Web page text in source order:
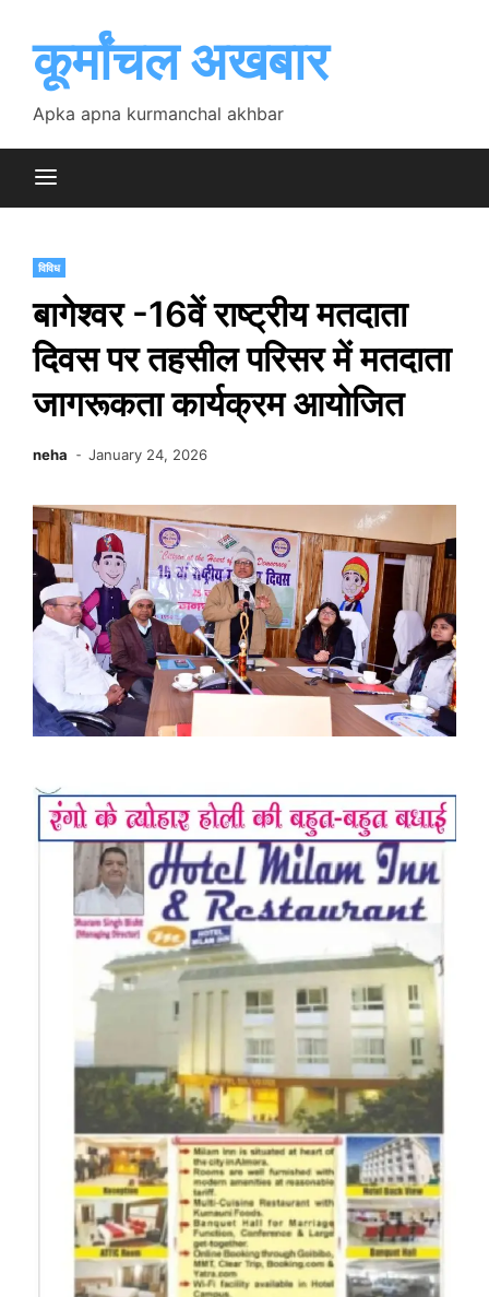
contentकूर्मांचल अखबार
Apka apna kurmanchal akhbar
विविध
बागेश्वर -16वें राष्ट्रीय मतदाता
दिवस पर तहसील परिसर में मतदाता
जागरूकता कार्यक्रम आयोजित
neha January 24, 2026